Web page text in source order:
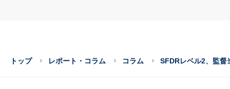
トップ レポート・コラム コラム SFDRレベル2、監督